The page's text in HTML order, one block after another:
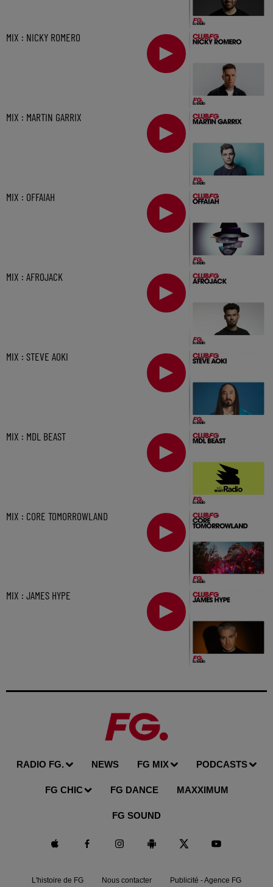
MIX : NICKY ROMERO
MIX : MARTIN GARRIX
MIX : OFFAIAH
MIX : AFROJACK
MIX : STEVE AOKI
MIX : MDL BEAST
MIX : CORE TOMORROWLAND
MIX : JAMES HYPE
RADIO FG. NEWS FG MIX PODCASTS
FG CHIC FG DANCE MAXXIMUM
FG SOUND
L'histoire de FG Nous contacter Publicité - Agence FG